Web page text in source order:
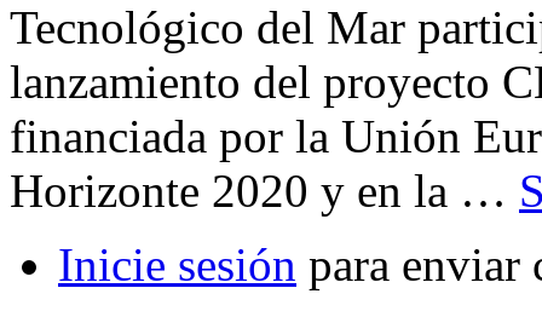
Tecnológico del Mar
lanzamiento del proyecto
financiada por la Unión
Horizonte 2020 y en la …
Inicie sesión para enviar